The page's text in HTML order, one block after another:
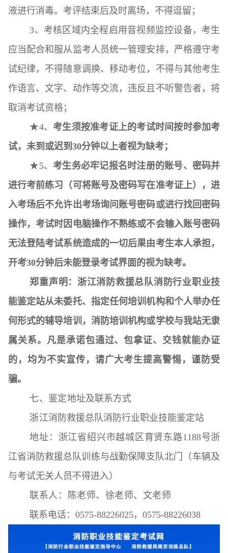
液进行消毒。考评结束后及时离场，不得逗留；
3、考核区域内全程启用音视频监控设备，考生
应当配合和服从监考人员统一管理安排，严格遵守考
试纪律，不得随意调换、移动考位，不得与其他考生
作语言、文字、动作等交流，违反且不听警告者，将
取消考试资格；
★4、考生须按准考证上的考试时间按时参加考
试，未到或迟到30分钟以上者视为缺考；
★5、考生务必牢记报名时注册的账号、密码并
进行考前练习（可将账号及密码写在准考证上），进
入考场后不允许出考场询问账号密码或进行找回密码
操作，考试时因电脑操作不熟练或不会输入账号密码
无法登陆考试系统造成的一切后果由考生本人承担，
开考30分钟后未能登录考试界面的视为缺考。
郑重声明：浙江消防救援总队消防行业职业技
能鉴定站从未委托、指定任何培训机构和个人举办任
何形式的辅导培训，消防培训机构或学校与我站无隶
属关系。凡是承诺包通过、包拿证、交钱就能办证
的，均为不实宣传，请广大考生提高警惕，谨防受
骗。
七、 鉴定地址及联系方式
浙江消防救援总队消防行业职业技能鉴定站
地址：浙江省绍兴市越城区育贤东路1188号浙
江省消防救援总队训练与战勤保障支队北门
（ 车辆及
与考试无关人员不得进入）
联系人：陈老师、徐老师、文老师
联系电话：0575-88226025，0575-88226038